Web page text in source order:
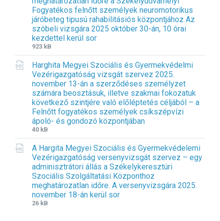
o
n
:
d
o
c
x
t
e
n
s
i
o
n
:
d
o
c
x
i
z
e
:
Fogyatékos felnőtt személyek neuromotorikus
járóbeteg tipusú rahabilitásiós központjához Az
szóbeli vizsgára 2025 október 30-án, 10 órai
kezdettel kerül sor
F
i
l
e
e
x
t
e
n
s
i
o
n
:
d
o
c
x
F
i
l
e
s
i
z
e
:
923 kB
Harghita Megyei Szociális és Gyermekvédelmi
Vezérigazgatóság vizsgát szervez 2025.
november 13-án a szerződéses személyzet
számára beosztásuk, illetve szakmai fokozatuk
következő szintjére való előléptetés céljából – a
Felnőtt fogyatékos személyek csíkszépvízi
ápoló- és gondozó központjában
F
i
l
e
e
x
t
e
n
F
i
l
e
s
i
z
e
:
40 kB
A Hargita Megyei Szociális és Gyermekvédelemi
Vezérigazgatóság versenyvizsgát szervez – egy
adminisztrátori állás a Székelykeresztúri
Szociális Szolgáltatási Központhoz
meghatározatlan időre. A versenyvizsgára 2025.
november 18-án kerül sor
F
F
26 kB